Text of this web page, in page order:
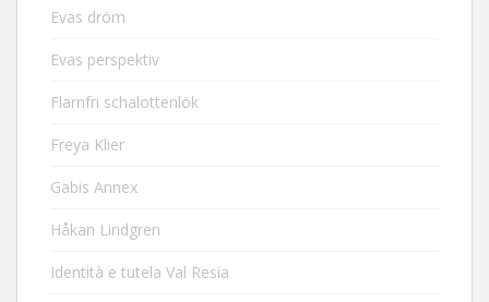
Evas dröm
Evas perspektiv
Flarnfri schalottenlök
Freya Klier
Gabis Annex
Håkan Lindgren
Identità e tutela Val Resia